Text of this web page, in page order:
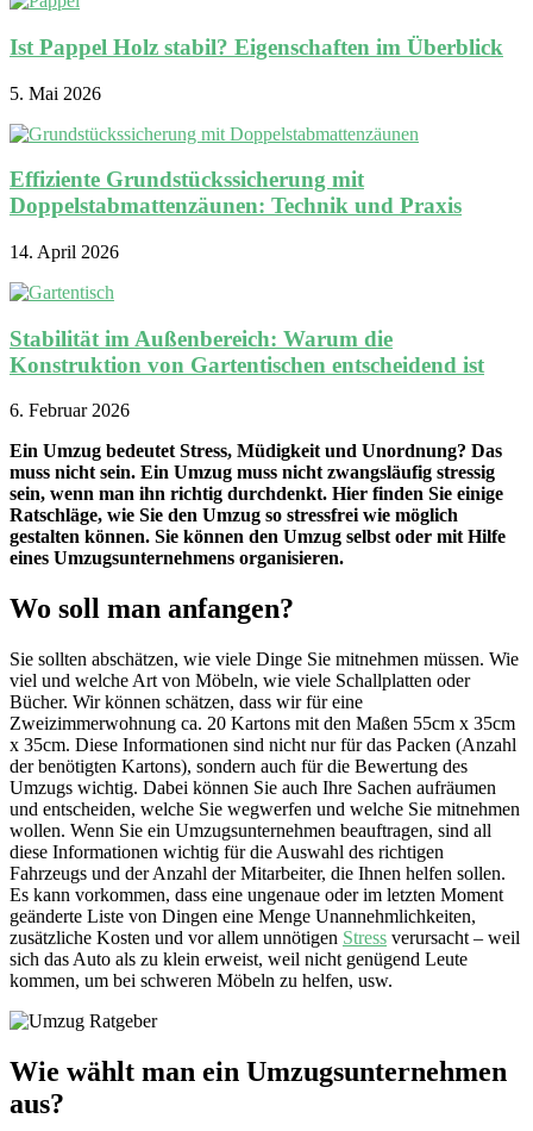
Ist Pappel Holz stabil? Eigenschaften im Überblick
5. Mai 2026
Effiziente Grundstückssicherung mit
Doppelstabmattenzäunen: Technik und Praxis
14. April 2026
Stabilität im Außenbereich: Warum die
Konstruktion von Gartentischen entscheidend ist
6. Februar 2026
Ein Umzug bedeutet Stress, Müdigkeit und Unordnung? Das
muss nicht sein. Ein Umzug muss nicht zwangsläufig stressig
sein, wenn man ihn richtig durchdenkt. Hier finden Sie einige
Ratschläge, wie Sie den Umzug so stressfrei wie möglich
gestalten können. Sie können den Umzug selbst oder mit Hilfe
eines Umzugsunternehmens organisieren.
Wo soll man anfangen?
Sie sollten abschätzen, wie viele Dinge Sie mitnehmen müssen. Wie
viel und welche Art von Möbeln, wie viele Schallplatten oder
Bücher. Wir können schätzen, dass wir für eine
Zweizimmerwohnung ca. 20 Kartons mit den Maßen 55cm x 35cm
x 35cm. Diese Informationen sind nicht nur für das Packen (Anzahl
der benötigten Kartons), sondern auch für die Bewertung des
Umzugs wichtig. Dabei können Sie auch Ihre Sachen aufräumen
und entscheiden, welche Sie wegwerfen und welche Sie mitnehmen
wollen. Wenn Sie ein Umzugsunternehmen beauftragen, sind all
diese Informationen wichtig für die Auswahl des richtigen
Fahrzeugs und der Anzahl der Mitarbeiter, die Ihnen helfen sollen.
Es kann vorkommen, dass eine ungenaue oder im letzten Moment
geänderte Liste von Dingen eine Menge Unannehmlichkeiten,
zusätzliche Kosten und vor allem unnötigen Stress verursacht – weil
sich das Auto als zu klein erweist, weil nicht genügend Leute
kommen, um bei schweren Möbeln zu helfen, usw.
Wie wählt man ein Umzugsunternehmen
aus?